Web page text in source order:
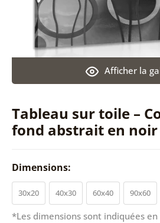
Tableau sur toile –
fond abstrait en
Afficher la
Dimensions:
30x20 40x30 60x40 90x60
*Les dimensions sont indiquées